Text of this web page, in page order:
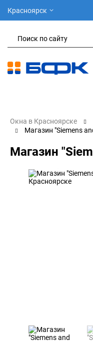
Красноярск
Окна в Красноярске
Магазин "Siemens
Магазин